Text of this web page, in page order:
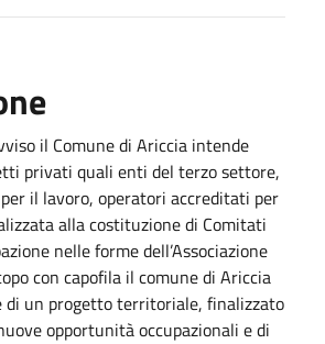
il Comune di Ariccia intende
privati quali enti del terzo settore,
il lavoro, operatori accreditati per
alla costituzione di Comitati
nelle forme dell’Associazione
con capofila il comune di Ariccia
di un progetto territoriale, finalizzato
opportunità occupazionali e di